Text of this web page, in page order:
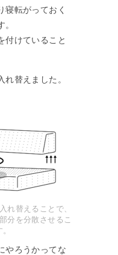
寝転がっておく
付けていること
れ替えました。
れ替えることで、
分を分散させるこ
やろうかってな